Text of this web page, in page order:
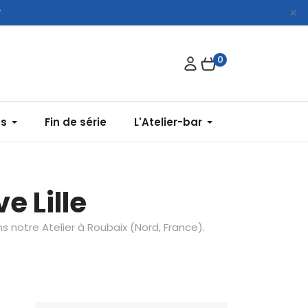
0
Fin de série L'Atelier-bar
Lille
notre Atelier à Roubaix (Nord, France).